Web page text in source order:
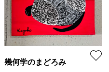
幾何学のまどろみ